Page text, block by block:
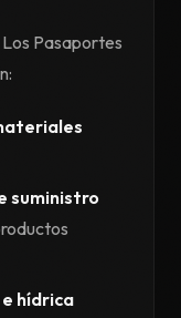
Pasaportes
suministro
hídrica